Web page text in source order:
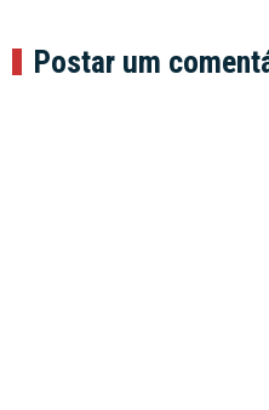
Postar um